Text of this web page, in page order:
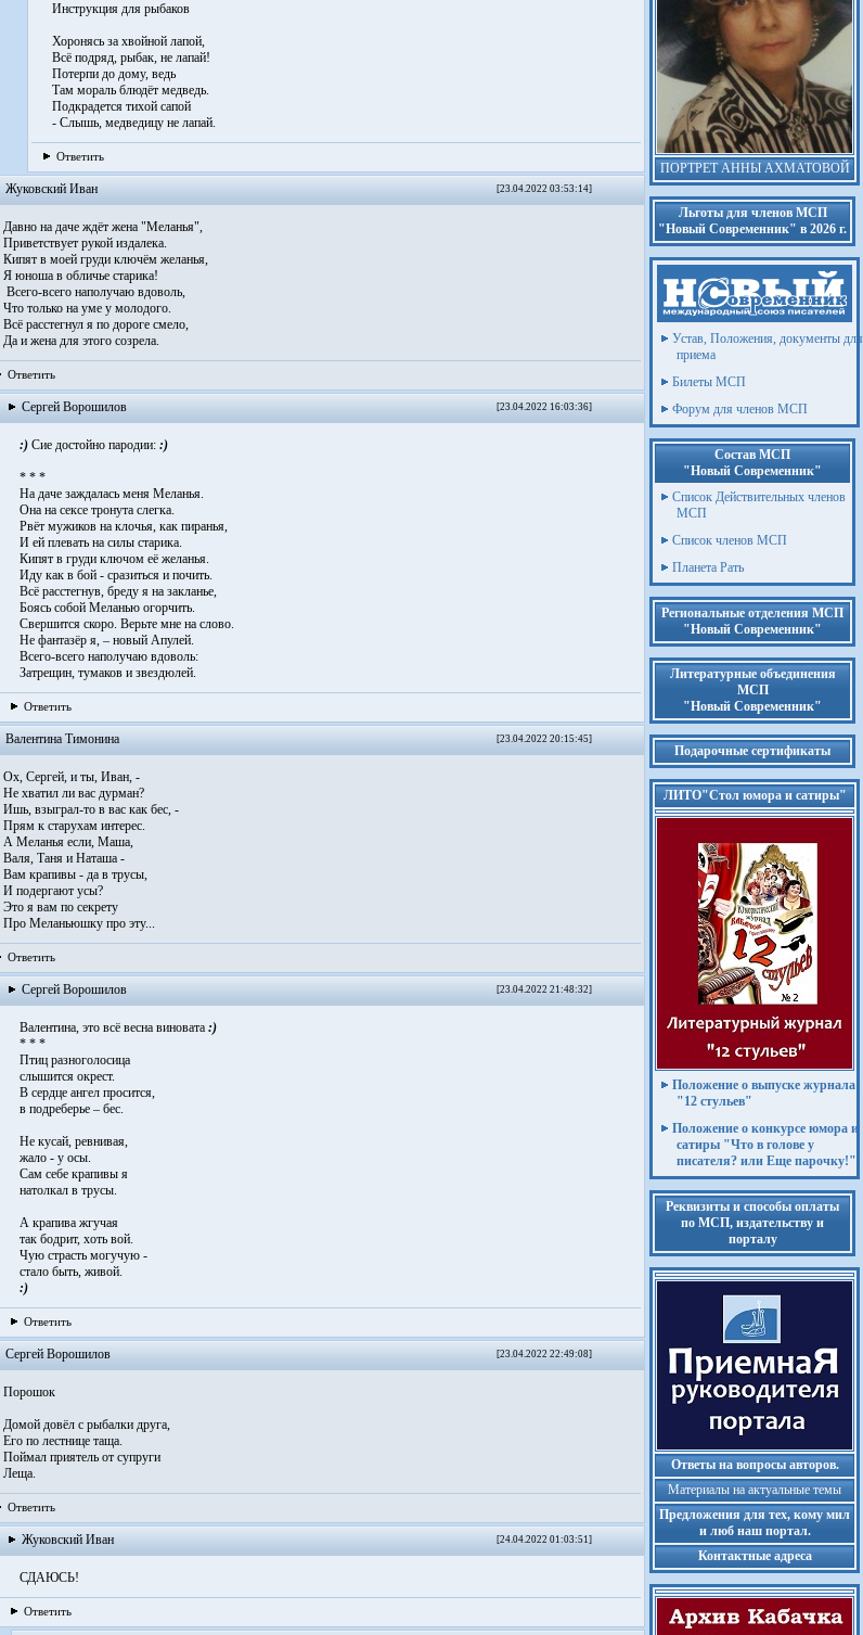
Инструкция для рыбаков
Хоронясь за хвойной лапой,
Всё подряд, рыбак, не лапай!
Потерпи до дому, ведь
Там мораль блюдёт медведь.
Подкрадется тихой сапой
- Слышь, медведицу не лапай.
Ответить
Жуковский Иван [23.04.2022 03:53:14]
Давно на даче ждёт жена "Меланья",
Приветствует рукой издалека.
Кипят в моей груди ключём желанья,
Я юноша в обличье старика!
Всего-всего наполучаю вдоволь,
Что только на уме у молодого.
Всё расстегнул я по дороге смело,
Да и жена для этого созрела.
Ответить
Сергей Ворошилов [23.04.2022 16:03:36]
:) Сие достойно пародии: :)
* * *
На даче заждалась меня Меланья.
Она на сексе тронута слегка.
Рвёт мужиков на клочья, как пиранья,
И ей плевать на силы старика.
Кипят в груди ключом её желанья.
Иду как в бой - сразиться и почить.
Всё расстегнув, бреду я на закланье,
Боясь собой Меланью огорчить.
Свершится скоро. Верьте мне на слово.
Не фантазёр я, – новый Апулей.
Всего-всего наполучаю вдоволь:
Затрещин, тумаков и звездюлей.
Ответить
Валентина Тимонина [23.04.2022 20:15:45]
Ох, Сергей, и ты, Иван, -
Не хватил ли вас дурман?
Ишь, взыграл-то в вас как бес, -
Прям к старухам интерес.
А Меланья если, Маша,
Валя, Таня и Наташа -
Вам крапивы - да в трусы,
И подергают усы?
Это я вам по секрету
Про Меланьюшку про эту...
Ответить
Сергей Ворошилов [23.04.2022 21:48:32]
Валентина, это всё весна виновата :)
* * *
Птиц разноголосица
слышится окрест.
В сердце ангел просится,
в подреберье – бес.
Не кусай, ревнивая,
жало - у осы.
Сам себе крапивы я
натолкал в трусы.
А крапива жгучая
так бодрит, хоть вой.
Чую страсть могучую -
стало быть, живой.
:)
Ответить
Сергей Ворошилов [23.04.2022 22:49:08]
Порошок
Домой довёл с рыбалки друга,
Его по лестнице таща.
Поймал приятель от супруги
Леща.
Ответить
Жуковский Иван [24.04.2022 01:03:51]
СДАЮСЬ!
Ответить
ПОРТРЕТ АННЫ АХМАТОВОЙ
Льготы для членов МСП
"Новый Современник" в 2026 г.
Устав, Положения, документы для
приема
Билеты МСП
Форум для членов МСП
Состав МСП
"Новый Современник"
Список Действительных членов
МСП
Список членов МСП
Планета Рать
Региональные отделения МСП
"Новый Современник"
Литературные объединения
МСП
"Новый Современник"
Подарочные сертификаты
ЛИТО"Стол юмора и сатиры"
Положение о выпуске журнала
"12 стульев"
Положение о конкурсе юмора и
сатиры "Что в голове у
писателя? или Еще парочку!"
Реквизиты и способы оплаты
по МСП, издательству и
порталу
Ответы на вопросы авторов.
Материалы на актуальные темы
Предложения для тех, кому мил
и люб наш портал.
Контактные адреса